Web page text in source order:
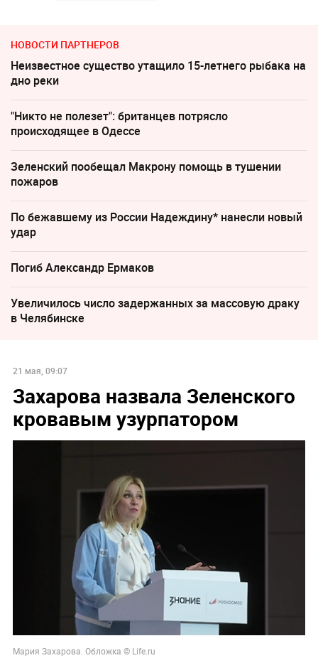
НОВОСТИ ПАРТНЕРОВ
Неизвестное существо утащило 15-летнего рыбака на
дно реки
"Никто не полезет": британцев потрясло
происходящее в Одессе
Зеленский пообещал Макрону помощь в тушении
пожаров
По бежавшему из России Надеждину* нанесли новый
удар
Погиб Александр Ермаков
Увеличилось число задержанных за массовую драку
в Челябинске
21 мая, 09:07
Захарова назвала Зеленского
кровавым узурпатором
Мария Захарова. Обложка © Life.ru